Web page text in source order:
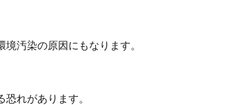
汚染の原因にもなります。
れがあります。